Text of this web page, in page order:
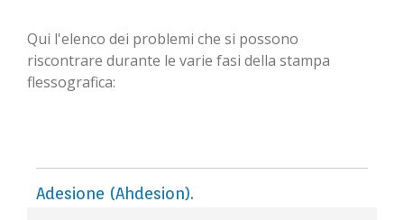
Qui l'elenco dei problemi che si possono
riscontrare durante le varie fasi della stampa
flessografica:
Adesione (Ahdesion).